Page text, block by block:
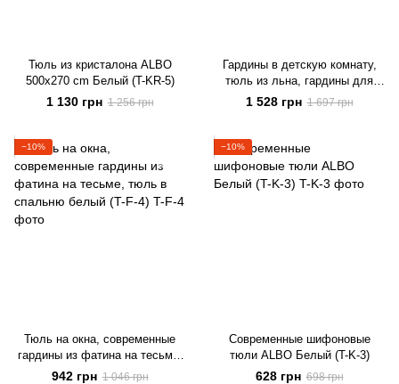
Тюль из кристалона ALBO
500x270 cm Белый (T-KR-5)
1 130 грн 1 256 грн
Гардины в детскую комнату,
тюль из льна, гардины для
спальни, тюли на кухню белый
(T-L-L-4)
1 528 грн 1 697 грн
−10%
Тюль на окна, современные
гардины из фатина на тесьме,
тюль в спальню белый (T-F-4)
942 грн 1 046 грн
−10%
Современные шифоновые
тюли ALBO Белый (T-K-3)
628 грн 698 грн